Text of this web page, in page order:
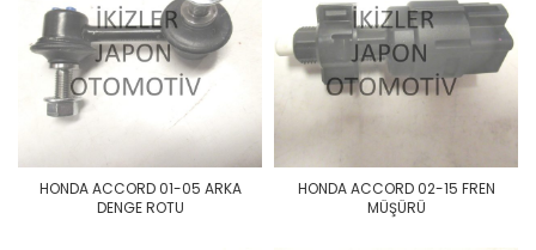
HONDA ACCORD 01-05 ARKA
DENGE ROTU
HONDA ACCORD 02-15 FREN
MÜŞÜRÜ